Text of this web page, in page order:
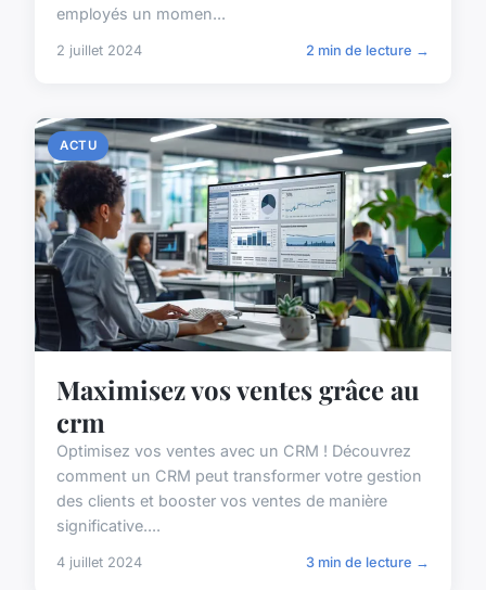
employés un momen...
2 juillet 2024 2 min de lecture →
ACTU
Maximisez vos ventes grâce au
crm
Optimisez vos ventes avec un CRM ! Découvrez
comment un CRM peut transformer votre gestion
des clients et booster vos ventes de manière
significative....
4 juillet 2024 3 min de lecture →